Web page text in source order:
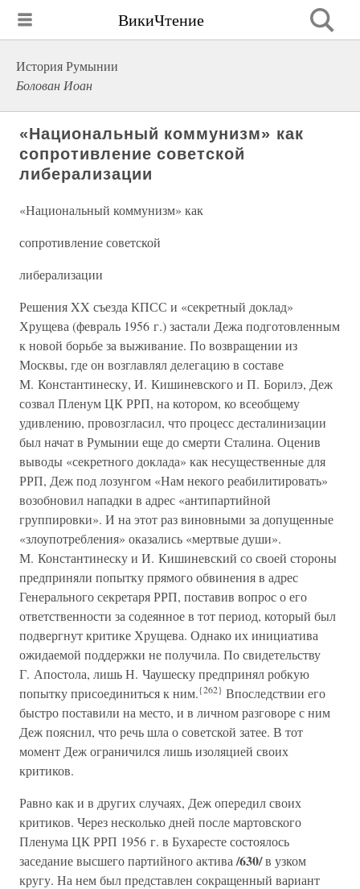
ВикиЧтение
История Румынии
Болован Иоан
«Национальный коммунизм» как
сопротивление советской
либерализации
«Национальный коммунизм» как
сопротивление советской
либерализации
Решения XX съезда КПСС и «секретный доклад»
Хрущева (февраль 1956 г.) застали Дежа подготовленным
к новой борьбе за выживание. По возвращении из
Москвы, где он возглавлял делегацию в составе
М. Константинеску, И. Кишиневского и П. Борилэ, Деж
созвал Пленум ЦК РРП, на котором, ко всеобщему
удивлению, провозгласил, что процесс десталинизации
был начат в Румынии еще до смерти Сталина. Оценив
выводы «секретного доклада» как несущественные для
РРП, Деж под лозунгом «Нам некого реабилитировать»
возобновил нападки в адрес «антипартийной
группировки». И на этот раз виновными за допущенные
«злоупотребления» оказались «мертвые души».
М. Константинеску и И. Кишиневский со своей стороны
предприняли попытку прямого обвинения в адрес
Генерального секретаря РРП, поставив вопрос о его
ответственности за содеянное в тот период, который был
подвергнут критике Хрущева. Однако их инициатива
ожидаемой поддержки не получила. По свидетельству
Г. Апостола, лишь Н. Чаушеску предпринял робкую
попытку присоединиться к ним.{262} Впоследствии его
быстро поставили на место, и в личном разговоре с ним
Деж пояснил, что речь шла о советской затее. В тот
момент Деж ограничился лишь изоляцией своих
критиков.
Равно как и в других случаях, Деж опередил своих
критиков. Через несколько дней после мартовского
Пленума ЦК РРП 1956 г. в Бухаресте состоялось
заседание высшего партийного актива /630/в узком
кругу. На нем был представлен сокращенный вариант